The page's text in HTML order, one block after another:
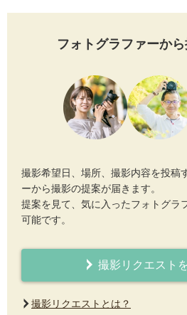
フォトグラファーか
撮影希望日、場所、撮影内容を投稿
ーから撮影の提案が届きます。
提案を見て、気に入ったフォトグラ
可能です。
撮影リクエスト
撮影リクエストとは？